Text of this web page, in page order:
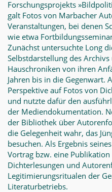
Forschungsprojekts
galt Fotos von Marbacher
Veranstaltungen, bei denen
wie etwa
Zunächst untersuchte Long
Selbstdarstellung des
Hauschroniken von ihren
Jahren bis in die Gegenwart.
Perspektive auf Fotos von
und nutzte dafür den
der Mediendokumentation.
der Bibliothek über
die Gelegenheit wahr, das
besuchen. Als Ergebnis
Vortrag bzw. eine
Dichterlesungen und
Legitimierungsritualen der
Literaturbetriebs.